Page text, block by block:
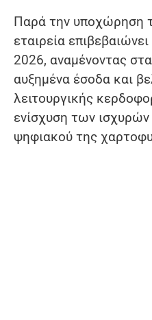
Παρά την υποχώρηση
εταιρεία
2026, αναμένοντας
αυξημένα έσοδα και
λειτουργικής
ενίσχυση των
ψηφιακού της